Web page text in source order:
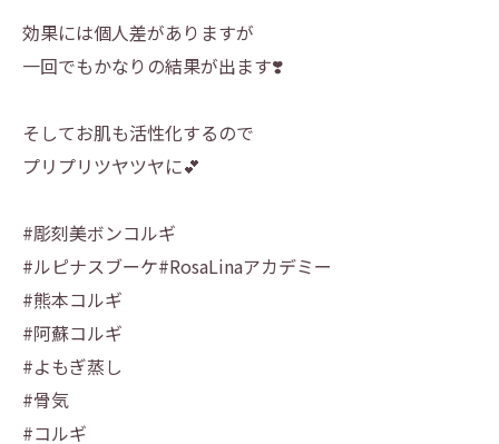
効果には個人差がありますが
一回でもかなりの結果が出ます❣️
そしてお肌も活性化するので
プリプリツヤツヤに💕
#彫刻美ボンコルギ
#ルピナスブーケ#RosaLinaアカデミー
#熊本コルギ
#阿蘇コルギ
#よもぎ蒸し
#骨気
#コルギ